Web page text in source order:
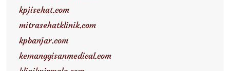
kpjisehat.com
mitrasehatklinik.com
kpbanjar.com
kemanggisanmedical.com